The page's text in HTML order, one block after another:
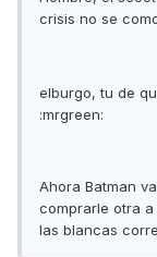
crisis no se
elburgo, tu de
:mrgreen:
Ahora Batman
comprarle otra
las blancas